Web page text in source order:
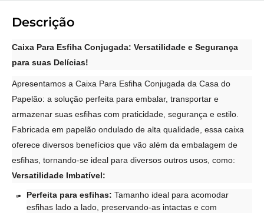
Descrição
Caixa Para Esfiha Conjugada: Versatilidade e Segurança
para suas Delícias!
Apresentamos a Caixa Para Esfiha Conjugada da Casa do
Papelão: a solução perfeita para embalar, transportar e
armazenar suas esfihas com praticidade, segurança e estilo.
Fabricada em papelão ondulado de alta qualidade, essa caixa
oferece diversos benefícios que vão além da embalagem de
esfihas, tornando-se ideal para diversos outros usos, como:
Versatilidade Imbatível:
Perfeita para esfihas: Tamanho ideal para acomodar
esfihas lado a lado, preservando-as intactas e com